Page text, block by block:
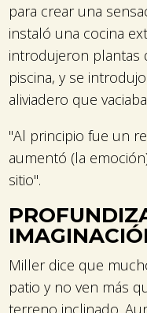
para crear una
instaló una cocina
introdujeron plantas
piscina, y se
aliviadero que
"Al principio fue un
aumentó (la
sitio".
Miller dice que
patio y no ven más
terreno inclinado.